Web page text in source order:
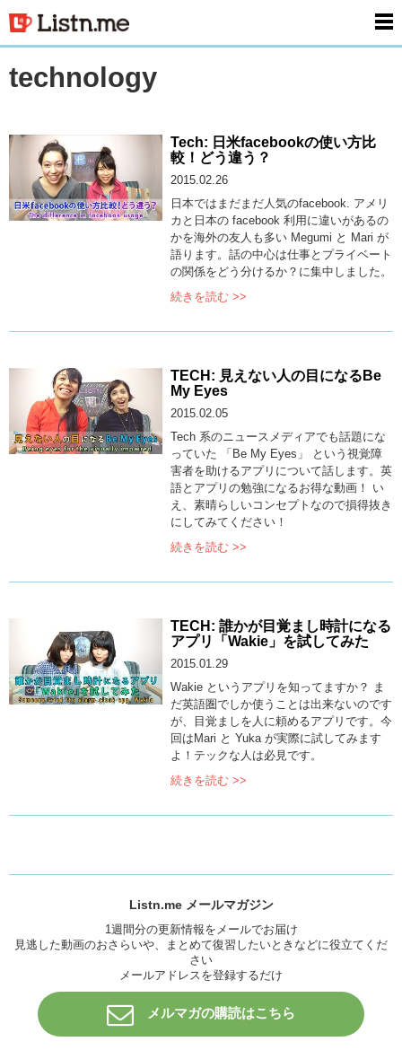
technology
Tech: 日米facebookの使い方比
較！どう違う？
2015.02.26
日本ではまだまだ人気のfacebook. アメリ
カと日本の facebook 利用に違いがあるの
かを海外の友人も多い Megumi と Mari が
語ります。話の中心は仕事とプライベート
の関係をどう分けるか？に集中しました。
続きを読む >>
TECH: 見えない人の目になるBe
My Eyes
2015.02.05
Tech 系のニュースメディアでも話題にな
っていた 「Be My Eyes」 という視覚障
害者を助けるアプリについて話します。英
語とアプリの勉強になるお得な動画！ い
え、素晴らしいコンセプトなので損得抜き
にしてみてください！
続きを読む >>
TECH: 誰かが目覚まし時計になる
アプリ「Wakie」を試してみた
2015.01.29
Wakie というアプリを知ってますか？ ま
だ英語圏でしか使うことは出来ないのです
が、目覚ましを人に頼めるアプリです。今
回はMari と Yuka が実際に試してみます
よ！テックな人は必見です。
続きを読む >>
Listn.me メールマガジン
1週間分の更新情報をメールでお届け
見逃した動画のおさらいや、まとめて復習したいときなどに役立てくだ
さい
メールアドレスを登録するだけ
メルマガの購読はこちら